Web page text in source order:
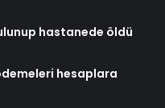
hastanede öldü
hesaplara